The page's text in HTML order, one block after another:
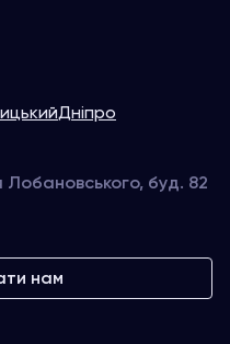
Дніпро
Лобановського, буд. 82
нам